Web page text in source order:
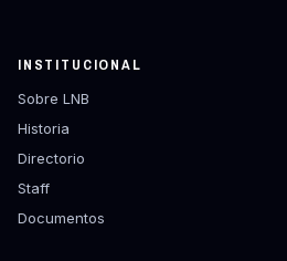
INSTITUCIONAL
Sobre LNB
Historia
Directorio
Staff
Documentos